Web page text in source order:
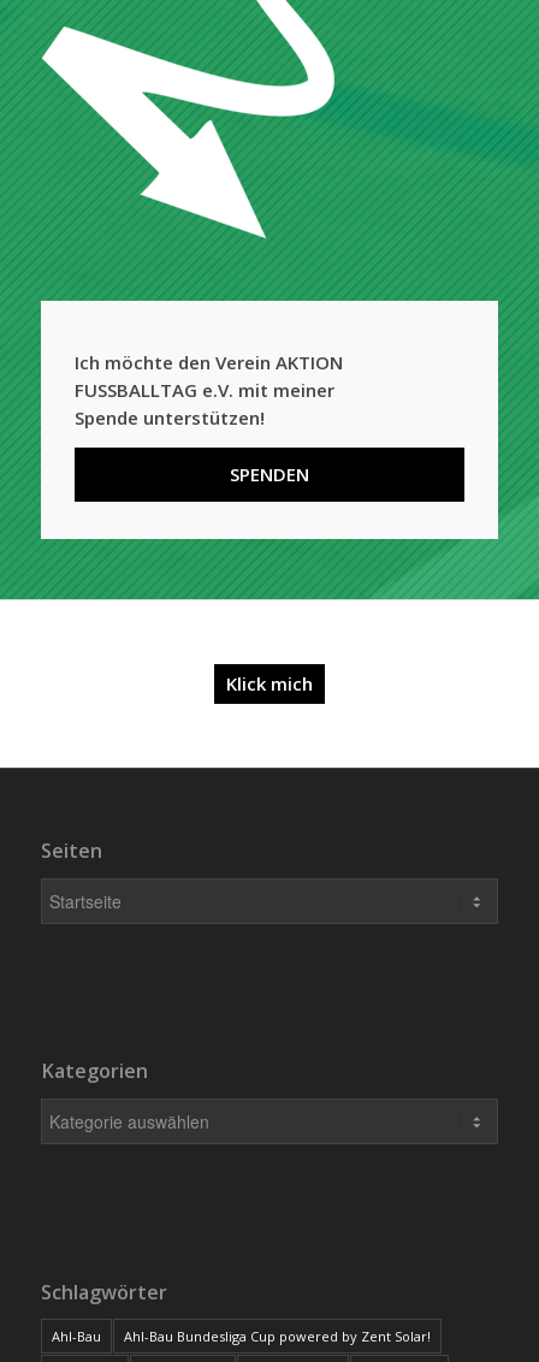
Ich möchte den Verein AKTION
FUSSBALLTAG e.V. mit meiner
Spende unterstützen!
SPENDEN
Klick mich
Seiten
Kategorien
Schlagwörter
Ahl-Bau
Ahl-Bau Bundesliga Cup powered by Zent Solar!